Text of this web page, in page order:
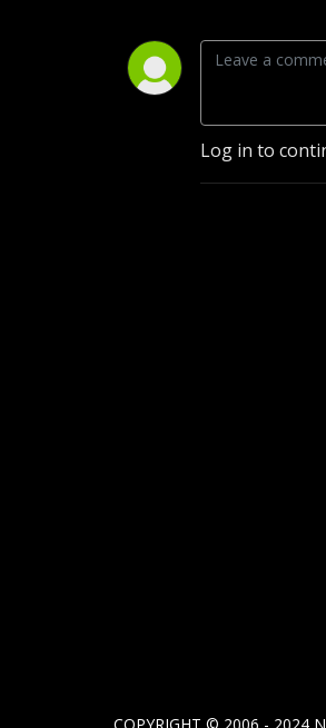
Log in to